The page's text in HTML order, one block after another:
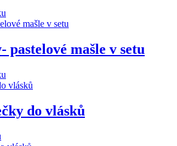
pastelové mašle v setu
do vlásků